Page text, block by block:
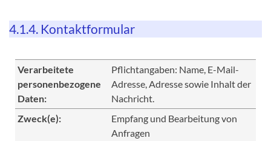
4.1.4. Kontaktformular
Verarbeitete
personenbezogene
Daten:
Pflichtangaben: Name, E-Mail-
Adresse, Adresse sowie Inhalt der
Nachricht.
Zweck(e):
Empfang und Bearbeitung von
Anfragen